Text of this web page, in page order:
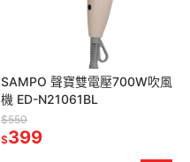
SAMPO 聲寶雙電壓700W吹風
機 ED-N21061BL
$550
$399